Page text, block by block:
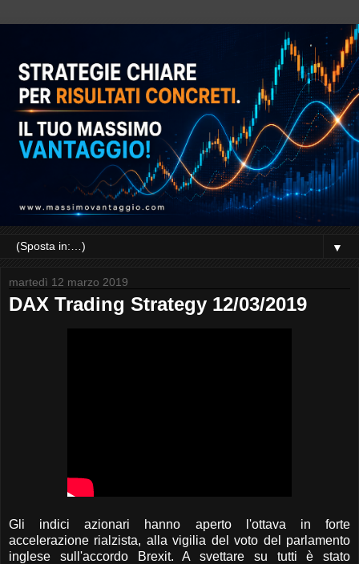
▼
martedì 12 marzo 2019
DAX Trading Strategy 12/03/2019
Gli indici azionari hanno aperto l'ottava in forte
accelerazione rialzista, alla vigilia del voto del parlamento
inglese sull'accordo Brexit. A svettare su tutti è stato